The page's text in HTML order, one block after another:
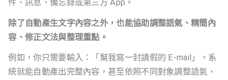
件、訊息、備忘錄或第三方 App。
除了自動產生文字內容之外，也能協助調整語氣、精簡內
容、修正文法與整理重點。
例如，你只需要輸入：「幫我寫一封請假的 E-mail」，系
統就能自動產出完整內容，甚至依照不同對象調整語氣、